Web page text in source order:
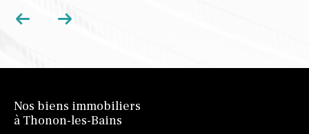
Nos biens immobiliers
à Thonon-les-Bains